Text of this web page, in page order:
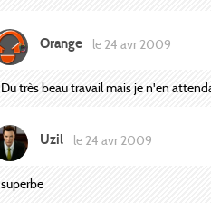
Orange le 24 avr 2009
Du très beau travail mais je n'en
Uzil le 24 avr 2009
superbe